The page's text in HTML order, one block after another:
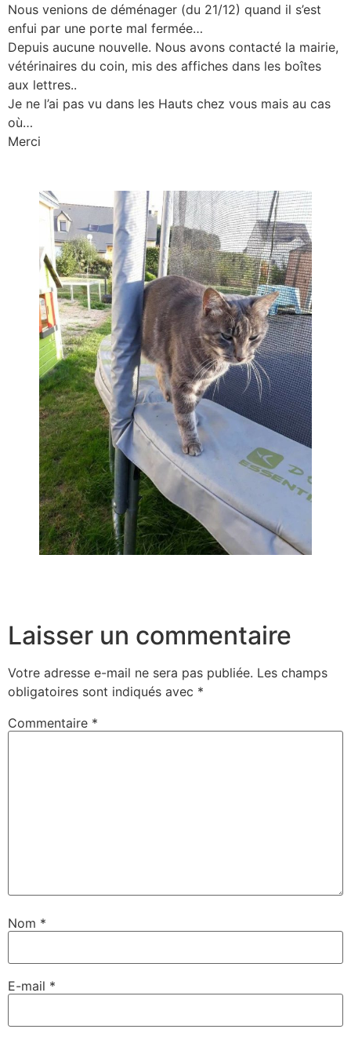
Nous venions de déménager (du 21/12) quand il s’est
enfui par une porte mal fermée…
Depuis aucune nouvelle. Nous avons contacté la mairie,
vétérinaires du coin, mis des affiches dans les boîtes
aux lettres..
Je ne l’ai pas vu dans les Hauts chez vous mais au cas
où…
Merci
Laisser un commentaire
Votre adresse e-mail ne sera pas publiée. Les champs
obligatoires sont indiqués avec *
Commentaire *
Nom *
E-mail *